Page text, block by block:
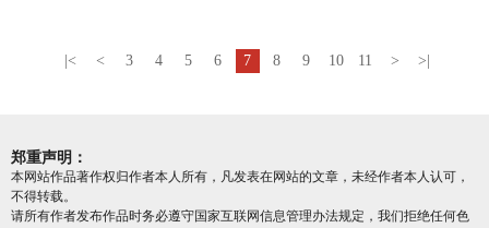
|< < 3 4 5 6 7 8 9 10 11 > >|
郑重声明：
本网站作品著作权归作者本人所有，凡发表在网站的文章，未经作者本人认可，
不得转载。
请所有作者发布作品时务必遵守国家互联网信息管理办法规定，我们拒绝任何色